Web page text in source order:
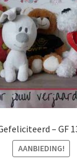
– GF
AANBIEDING!